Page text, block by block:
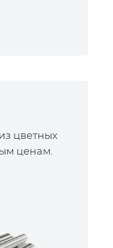
цветных
ценам.